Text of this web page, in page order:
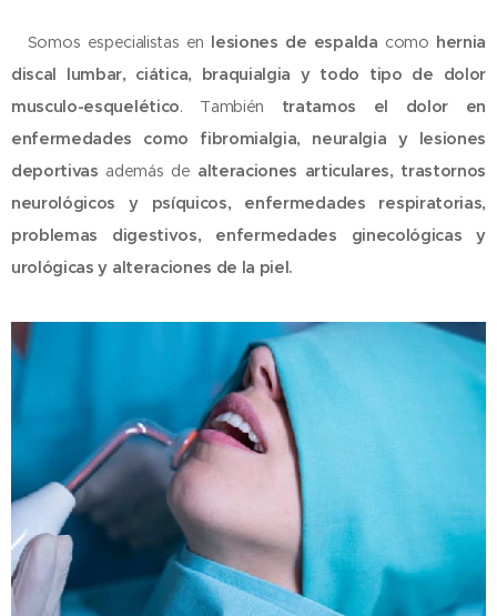
Somos especialistas en lesiones de espalda como hernia
discal lumbar, ciática, braquialgia y todo tipo de dolor
musculo-esquelético. También tratamos el dolor en
enfermedades como fibromialgia, neuralgia y lesiones
deportivas además de alteraciones articulares, trastornos
neurológicos y psíquicos, enfermedades respiratorias,
problemas digestivos, enfermedades ginecológicas y
urológicas y alteraciones de la piel.